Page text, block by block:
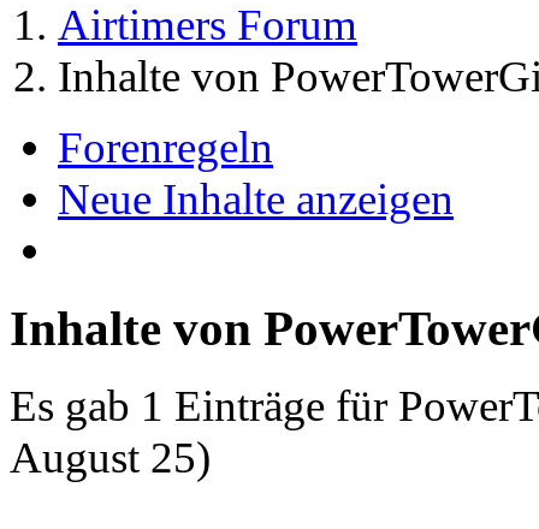
Airtimers Forum
Inhalte von
Forenregeln
Neue Inhalte anzeigen
Inhalte von
Es gab 1 Einträge für
August 25)